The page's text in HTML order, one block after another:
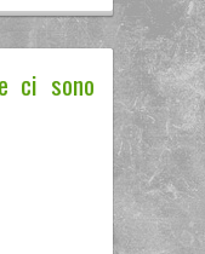
ci sono